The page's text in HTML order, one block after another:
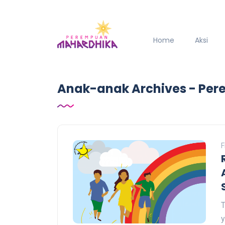
Home Aksi
Anak-anak Archives -